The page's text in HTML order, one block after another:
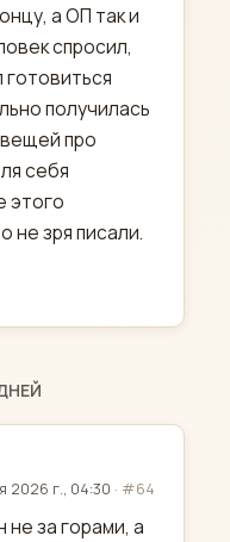
а ОП так и
спросил,
получилась
про
себя
этого
не зря писали.
2026 г., 04:30 · #64
не за горами, а